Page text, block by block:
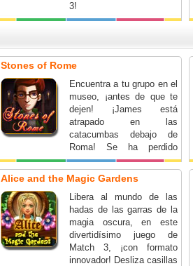
3!
Stones of Rome
Encuentra a tu grupo en el
museo, ¡antes de que te
dejen! ¡James está
atrapado en las
catacumbas debajo de
Roma! Se ha perdido
después de alejarse de su
grupo cuando curioseaba.
Ahora, debe completar 60
niveles de Match 3 para
reconstruir su mapa y
reunirse con su grupo.
¿Encontrará la salida a
tiempo?
Alice and the Magic Gardens
Libera al mundo de las
hadas de las garras de la
magia oscura, en este
divertidísimo juego de
Match 3, ¡con formato
innovador! Desliza casillas